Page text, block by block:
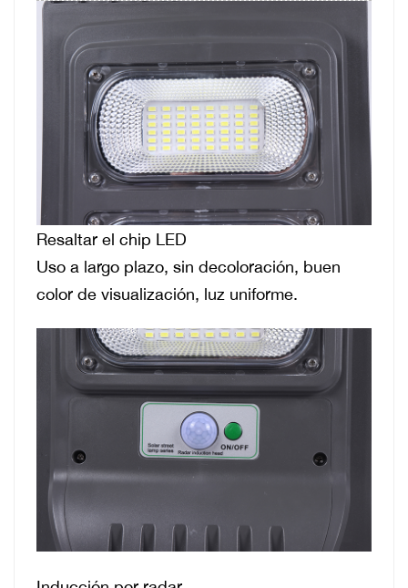
Resaltar el chip LED
Uso a largo plazo, sin decoloración, buen
color de visualización, luz uniforme.